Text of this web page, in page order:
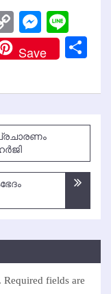
Copy
Link
Save
Required fields are